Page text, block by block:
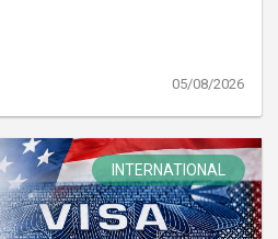
05/08/2026
INTERNATIONAL